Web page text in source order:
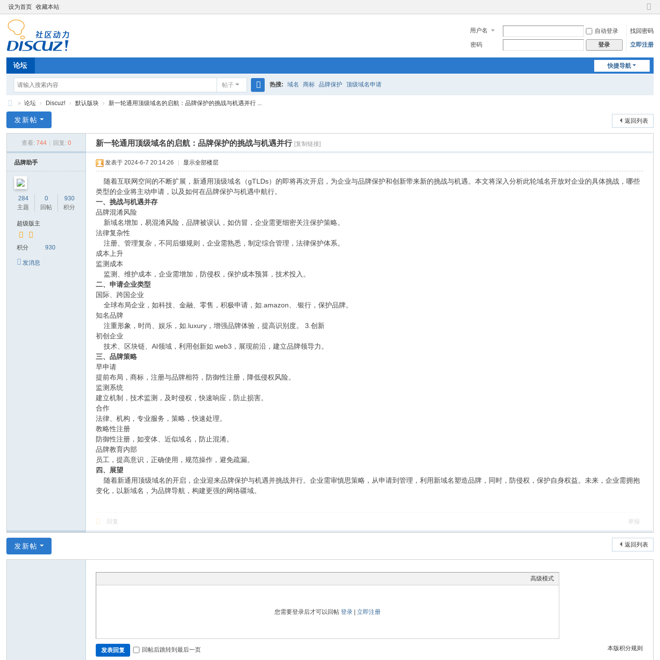
设为首页 收藏本站
切
到
窄
用户名 自动登录
找回密码
密码
登录 立即注册
快捷导航
论坛
帖子 热搜: 域名 商标 品牌保护 顶级域名申请
信
库
论
坛
» 论坛 › Discuz! › 默认版块 › 新一轮通用顶级域名的启航：品牌保护的挑战与机遇并行 ...
返回列表
发新帖
查看: 744 回复: 0 新一轮通用顶级域名的启航：品牌保护的挑战与机遇并行 [复制链接]
品牌助手
284
主题
0
回帖
930
积分
超级版主
积分 930
发消息
发表于 2024-6-7 20:14:26 显示全部楼层
随着互联网空间的不断扩展，新通用顶级域名（gTLDs）的即将再次开启，为企业与品牌保护和创新带来新的挑战与机遇。本文将深入分析此轮域名开放对企业的具体挑战，哪些
类型的企业将主动申请，以及如何在品牌保护与机遇中航行。
一、挑战与机遇并存
品牌混淆风险
新域名增加，易混淆风险，品牌被误认，如仿冒，企业需更细密关注保护策略。
法律复杂性
注册、管理复杂，不同后缀规则，企业需熟悉，制定综合管理，法律保护体系。
成本上升
监测成本
监测、维护成本，企业需增加，防侵权，保护成本预算，技术投入。
二、申请企业类型
国际、跨国企业
全球布局企业，如科技、金融、零售，积极申请，如.amazon、.银行，保护品牌。
知名品牌
注重形象，时尚、娱乐，如.luxury，增强品牌体验，提高识别度。 3.创新
初创企业
技术、区块链、AI领域，利用创新如.web3，展现前沿，建立品牌领导力。
三、品牌策略
早申请
提前布局，商标，注册与品牌相符，防御性注册，降低侵权风险。
监测系统
建立机制，技术监测，及时侵权，快速响应，防止损害。
合作
法律、机构，专业服务，策略，快速处理。
教略性注册
防御性注册，如变体、近似域名，防止混淆。
品牌教育内部
员工，提高意识，正确使用，规范操作，避免疏漏。
四、展望
随着新通用顶级域名的开启，企业迎来品牌保护与机遇并挑战并行。企业需审慎思策略，从申请到管理，利用新域名塑造品牌，同时，防侵权，保护自身权益。未来，企业需拥抱
变化，以新域名，为品牌导航，构建更强的网络疆域。
回复 举报
返回列表
发新帖
高级模式
您需要登录后才可以回帖登录 |立即注册
本版积分规则
发表回复 回帖后跳转到最后一页